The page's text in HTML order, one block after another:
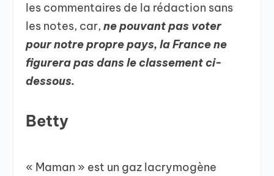
les commentaires de la rédaction sans
les notes, car,ne pouvant pas voter
pour notre propre pays, la France ne
figurera pas dans le classement ci-
dessous.
Betty
« Maman » est un gaz lacrymogène